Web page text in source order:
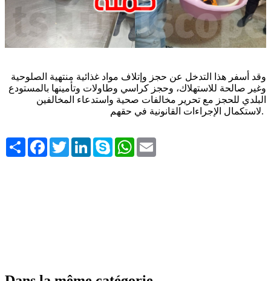
وقد أسفر هذا التدخل عن حجز وإتلاف مواد غذائية منتهية الصلوحية
وغير صالحة للاستهلاك، وحجز كراسي وطاولات وتأمينها بالمستودع
البلدي للحجز مع تحرير مخالفات صحية واستدعاء المخالفين
لاستكمال الإجراءات القانونية في حقهم.
Share FacebookTwitterLinkedInSkype WhatsApp